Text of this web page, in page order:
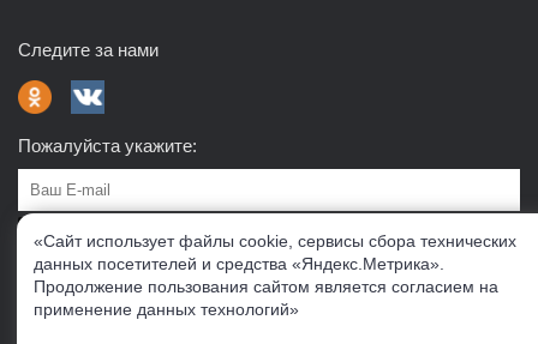
Следите за нами
Пожалуйста укажите:
Подписаться
О нас Доставка Контакты
Политика конфиденциальности
«Сайт использует файлы cookie, сервисы сбора технических
данных посетителей и средства «Яндекс.Метрика».
Продолжение пользования сайтом является согласием на
применение данных технологий»